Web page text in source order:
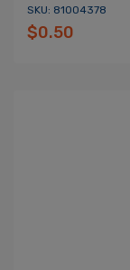
SKU: 81004378
$0.50